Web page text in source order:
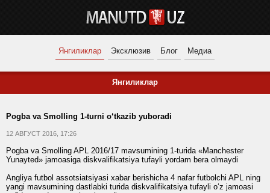
Янгиликлар Эксклюзив Блог Медиа
Янгиликлар
Pogba va Smolling 1-turni o‘tkazib yuboradi
12 АВГУСТ 2016, 17:26
Pogba va Smolling APL 2016/17 mavsumining 1-turida «Manchester
Yunayted» jamoasiga diskvalifikatsiya tufayli yordam bera olmaydi
Angliya futbol assotsiatsiyasi xabar berishicha 4 nafar futbolchi APL ning
yangi mavsumining dastlabki turida diskvalifikatsiya tufayli o‘z jamoasi